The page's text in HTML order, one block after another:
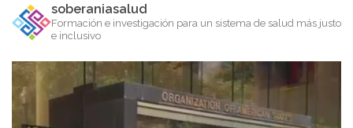
soberaniasalud
Formación e investigación para un sistema de salud más justo
e inclusivo